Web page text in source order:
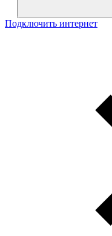
Подключить интернет